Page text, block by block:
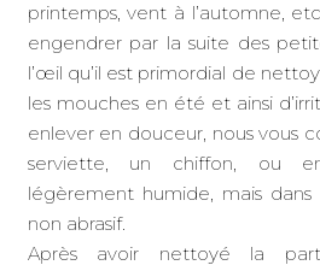
printemps, vent à l’automne,
engendrer par la suite des
l’œil qu’il est primordial de
les mouches en été et ainsi
enlever en douceur, nous vous
serviette, un chiffon, ou
légèrement humide, mais
non abrasif.
Après avoir nettoyé la